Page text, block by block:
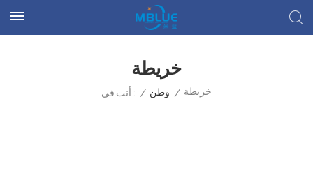
خريطة
أنت في : / وطن / خريطة